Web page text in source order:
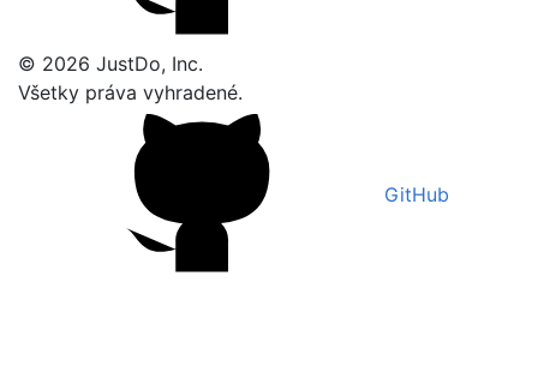
© 2026 JustDo, Inc.
Všetky práva vyhradené.
GitHub